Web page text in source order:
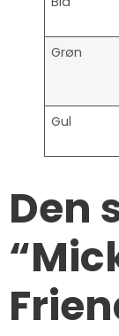
Grøn
Gul
Den